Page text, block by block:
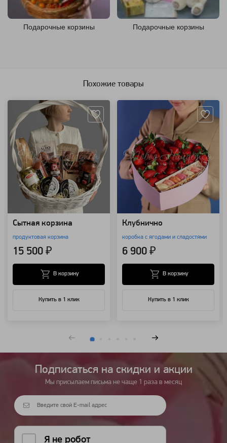
Подарочные корзины Подарочные корзины
Похожие товары
Сытная корзина
продуктовая корзина
15 500 ₽
Купить в 1 клик
В корзину
Клубнично
коробка с ягодами и сладостями
6 900 ₽
Купить в 1 клик
В корзину
Подписаться на cкидки и акции
Мы присылаем письма не чаще 1 раза в месяц